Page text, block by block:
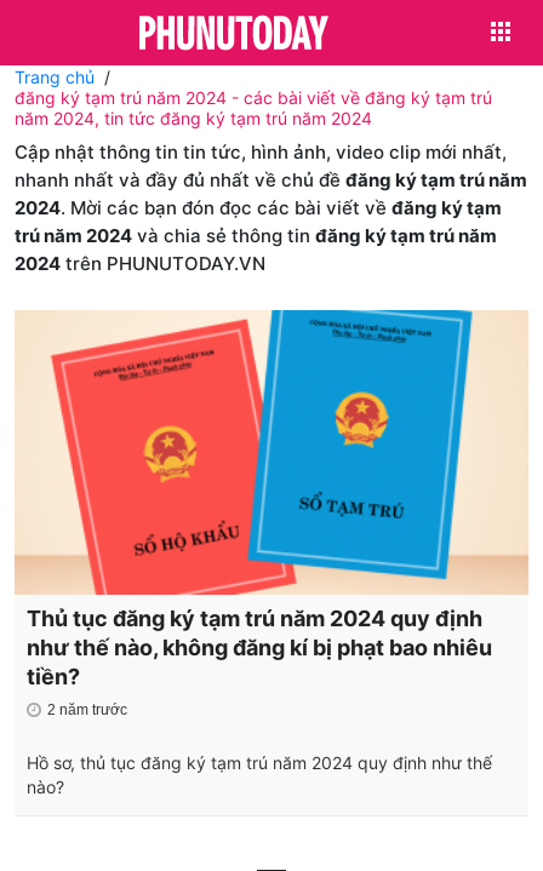
Trang chủ
đăng ký tạm trú năm 2024 - các bài viết về đăng ký tạm trú
năm 2024, tin tức đăng ký tạm trú năm 2024
Cập nhật thông tin tin tức, hình ảnh, video clip mới nhất,
nhanh nhất và đầy đủ nhất về chủ đề đăng ký tạm trú năm
2024. Mời các bạn đón đọc các bài viết về đăng ký tạm
trú năm 2024 và chia sẻ thông tin đăng ký tạm trú năm
2024 trên PHUNUTODAY.VN
Thủ tục đăng ký tạm trú năm 2024 quy định
như thế nào, không đăng kí bị phạt bao nhiêu
tiền?
2 năm trước
Hồ sơ, thủ tục đăng ký tạm trú năm 2024 quy định như thế
nào?